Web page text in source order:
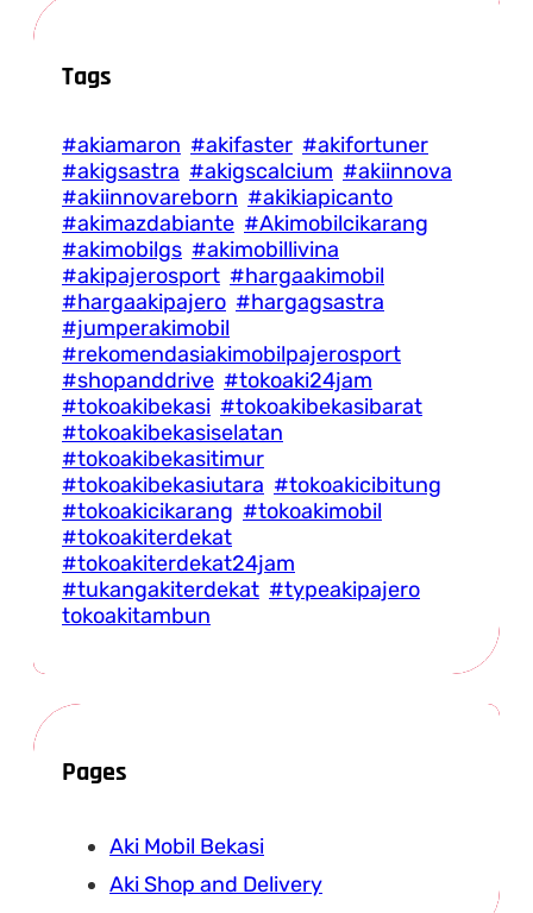
Tags
#akiamaron #akifaster #akifortuner
#akigsastra #akigscalcium #akiinnova
#akiinnovareborn #akikiapicanto
#akimazdabiante #Akimobilcikarang
#akimobilgs #akimobillivina
#akipajerosport #hargaakimobil
#hargaakipajero #hargagsastra
#jumperakimobil
#rekomendasiakimobilpajerosport
#shopanddrive #tokoaki24jam
#tokoakibekasi #tokoakibekasibarat
#tokoakibekasiselatan
#tokoakibekasitimur
#tokoakibekasiutara #tokoakicibitung
#tokoakicikarang #tokoakimobil
#tokoakiterdekat
#tokoakiterdekat24jam
#tukangakiterdekat #typeakipajero
tokoakitambun
Pages
Aki Mobil Bekasi
Aki Shop and Delivery